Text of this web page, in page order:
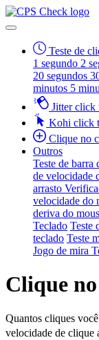
Teste de
1 segundo 2
20 segundos
minutos 5
Jitter click
Kohi click
Clique no
Outros
Teste de barra
de velocidade
arrasto
velocidade do
deriva do
Teclado Teste
teclado Teste
Jogo de mira
Clique no
Quantos cliques
velocidade de clique